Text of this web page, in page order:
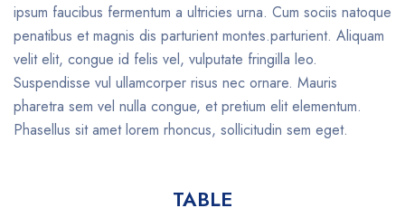
ipsum faucibus fermentum a ultricies urna. Cum sociis natoque
penatibus et magnis dis parturient montes.parturient. Aliquam
velit elit, congue id felis vel, vulputate fringilla leo.
Suspendisse vul ullamcorper risus nec ornare. Mauris
pharetra sem vel nulla congue, et pretium elit elementum.
Phasellus sit amet lorem rhoncus, sollicitudin sem eget.
TABLE